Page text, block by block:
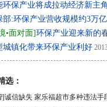
环保产业将成拉动经济新主角
部:环保产业营收规模约3万亿
•面对面]环保产业迎来新的
城镇化带来环保产业利好
选：
]诚信缺失 家乐福超市多种违法手